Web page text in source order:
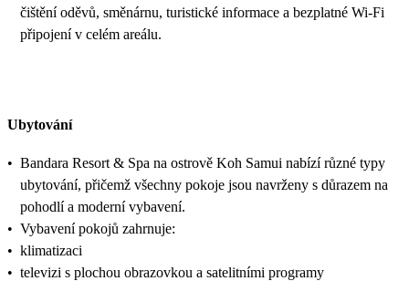
čištění oděvů, směnárnu, turistické informace a bezplatné Wi-Fi
připojení v celém areálu.
Ubytování
• Bandara Resort & Spa na ostrově Koh Samui nabízí různé typy
ubytování, přičemž všechny pokoje jsou navrženy s důrazem na
pohodlí a moderní vybavení.
• Vybavení pokojů zahrnuje:
• klimatizaci
• televizi s plochou obrazovkou a satelitními programy